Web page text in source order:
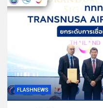
FLASHNEWS